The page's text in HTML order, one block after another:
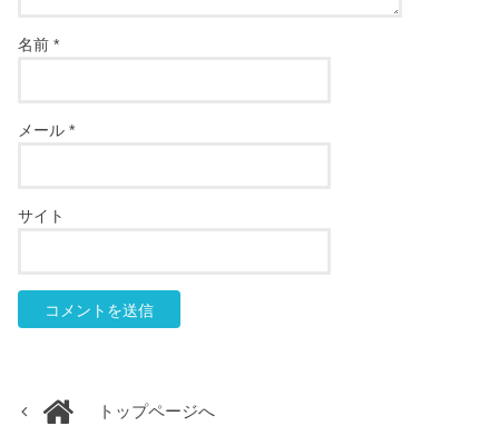
名前*
メール*
サイト
トップページへ